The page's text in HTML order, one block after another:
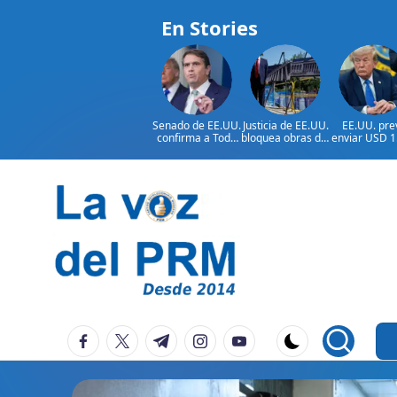
En Stories
Senado de EE.UU.
confirma a Todd
fiscal general
Justicia de EE.UU.
bloquea obras del
Trump
EE.UU.
enviar USD
ayuda a
contenido
eVoz
Del
PRM
facebook.com
twitter.com
t.me instagram.com
youtube.com